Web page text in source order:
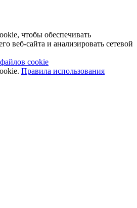
чтобы обеспечивать
веб-сайта и анализировать сетевой
cookie
Правила использования